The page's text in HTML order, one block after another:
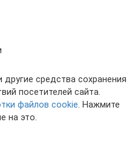
средства сохранения
посетителей сайта.
файлов cookie. Нажмите
на это.